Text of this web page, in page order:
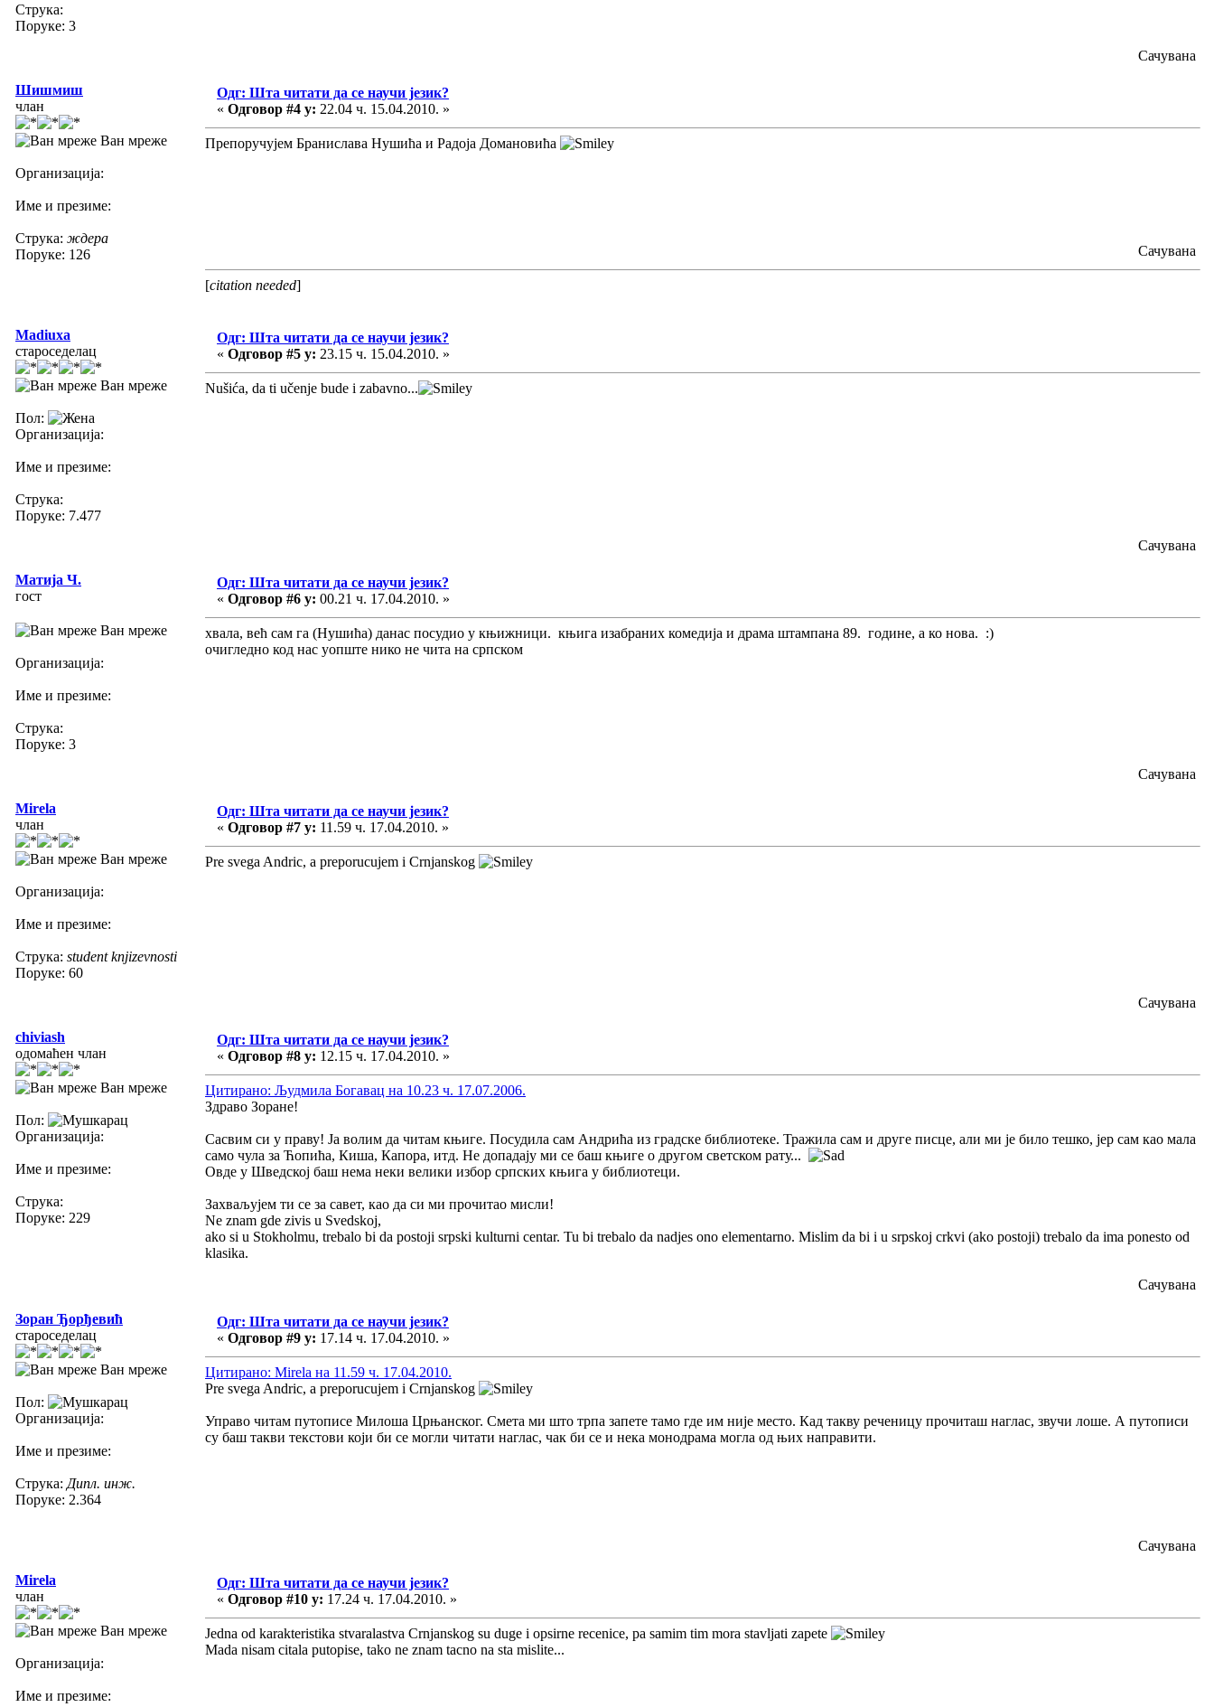
Струка:
Поруке: 3
Сачувана
Шишмиш
члан
Ван мреже
Организација:
Име и презиме:
Струка: ждера
Поруке: 126
Одг: Шта читати да се научи језик?
« Одговор #4 у: 22.04 ч. 15.04.2010. »
Препоручујем Бранислава Нушића и Радоја Домановића
Сачувана
[citation needed]
Madiuxa
староседелац
Ван мреже
Пол:
Организација:
Име и презиме:
Струка:
Поруке: 7.477
Одг: Шта читати да се научи језик?
« Одговор #5 у: 23.15 ч. 15.04.2010. »
Nušića, da ti učenje bude i zabavno...
Сачувана
Матија Ч.
гост
Ван мреже
Организација:
Име и презиме:
Струка:
Поруке: 3
Одг: Шта читати да се научи језик?
« Одговор #6 у: 00.21 ч. 17.04.2010. »
хвала, већ сам га (Нушића) данас посудио у књижници. књига изабраних комедија и драма штампана 89. године, а ко нова. :)
очигледно код нас уопште нико не чита на српском
Сачувана
Mirela
члан
Ван мреже
Организација:
Име и презиме:
Струка: student knjizevnosti
Поруке: 60
Одг: Шта читати да се научи језик?
« Одговор #7 у: 11.59 ч. 17.04.2010. »
Pre svega Andric, a preporucujem i Crnjanskog
Сачувана
chiviash
одомаћен члан
Ван мреже
Пол:
Организација:
Име и презиме:
Струка:
Поруке: 229
Одг: Шта читати да се научи језик?
« Одговор #8 у: 12.15 ч. 17.04.2010. »
Цитирано: Људмила Богавац на 10.23 ч. 17.07.2006.
Здраво Зоране!
Сасвим си у праву! Ја волим да читам књиге. Посудила сам Андрића из градске библиотеке. Тражила сам и друге писце, али ми је било тешко, јер сам као мала
само чула за Ћопића, Киша, Капора, итд. Не допадају ми се баш књиге о другом светском рату...
Овде у Шведској баш нема неки велики избор српских књига у библиотеци.
Захваљујем ти се за савет, као да си ми прочитао мисли!
Ne znam gde zivis u Svedskoj,
ako si u Stokholmu, trebalo bi da postoji srpski kulturni centar. Tu bi trebalo da nadjes ono elementarno. Mislim da bi i u srpskoj crkvi (ako postoji) trebalo da ima ponesto od
klasika.
Сачувана
Зоран Ђорђевић
староседелац
Ван мреже
Пол:
Организација:
Име и презиме:
Струка: Дипл. инж.
Поруке: 2.364
Одг: Шта читати да се научи језик?
« Одговор #9 у: 17.14 ч. 17.04.2010. »
Цитирано: Mirela на 11.59 ч. 17.04.2010.
Pre svega Andric, a preporucujem i Crnjanskog
Управо читам путописе Милоша Црњанског. Смета ми што трпа запете тамо где им није место. Кад такву реченицу прочиташ наглас, звучи лоше. А путописи
су баш такви текстови који би се могли читати наглас, чак би се и нека монодрама могла од њих направити.
Сачувана
Mirela
члан
Ван мреже
Организација:
Име и презиме:
Одг: Шта читати да се научи језик?
« Одговор #10 у: 17.24 ч. 17.04.2010. »
Jedna od karakteristika stvaralastva Crnjanskog su duge i opsirne recenice, pa samim tim mora stavljati zapete
Mada nisam citala putopise, tako ne znam tacno na sta mislite...